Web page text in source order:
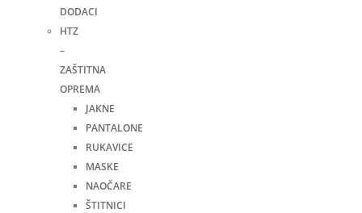
DODACI
HTZ
–
ZAŠTITNA
OPREMA
JAKNE
PANTALONE
RUKAVICE
MASKE
NAOČARE
ŠTITNICI